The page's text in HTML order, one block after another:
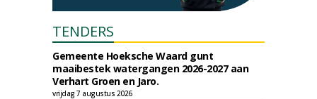
TENDERS
Gemeente Hoeksche Waard gunt
maaibestek watergangen 2026-2027 aan
Verhart Groen en Jaro.
vrijdag 7 augustus 2026